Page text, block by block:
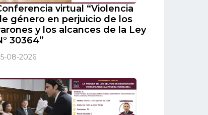
virtual “Violencia
género en perjuicio de los
y los alcances de la Ley
30364”
08-2026